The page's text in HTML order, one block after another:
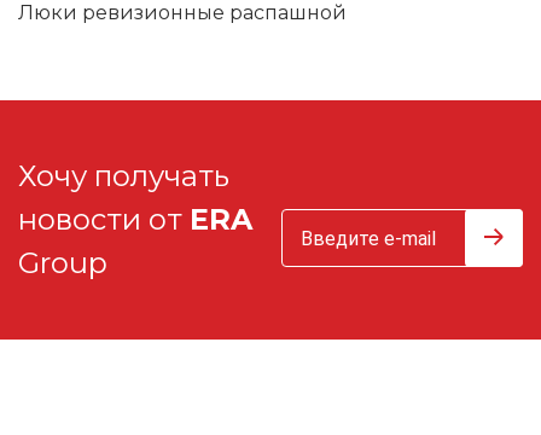
Люки ревизионные распашной
Хочу получать
новости от ERA
Group